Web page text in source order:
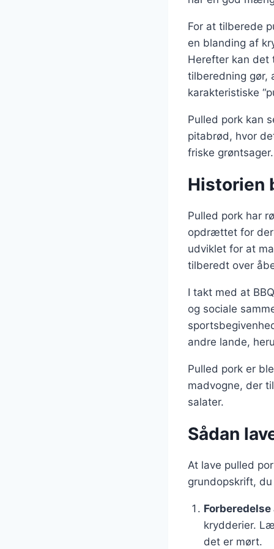
For at tilberede
en blanding af
Herefter kan det
tilberedning gør,
karakteristiske
Pulled pork kan
pitabrød, hvor
friske grøntsager.
Historien
Pulled pork har
opdrættet for
udviklet for at
tilberedt over
I takt med at
og sociale
andre lande,
Pulled pork er
madvogne, der
salater.
Sådan
At lave pulled
grundopskrift,
krydderier.
det er mørt.